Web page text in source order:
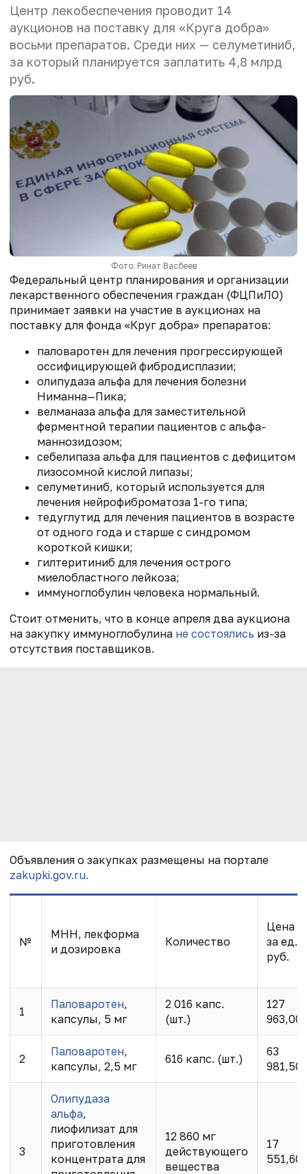
Центр лекобеспечения проводит 14
аукционов на поставку для «Круга добра»
восьми препаратов. Среди них — селуметиниб,
за который планируется заплатить 4,8 млрд
руб.
Фото: Ринат Васбеев
Федеральный центр планирования и организации
лекарственного обеспечения граждан (ФЦПиЛО)
принимает заявки на участие в аукционах на
поставку для фонда «Круг добра» препаратов:
паловаротен для лечения прогрессирующей
оссифицирующей фибродисплазии;
олипудаза альфа для лечения болезни
Ниманна—Пика;
велманаза альфа для заместительной
ферментной терапии пациентов с альфа-
маннозидозом;
себелипаза альфа для пациентов с дефицитом
лизосомной кислой липазы;
селуметиниб, который используется для
лечения нейрофиброматоза 1-го типа;
тедуглутид для лечения пациентов в возрасте
от одного года и старше с синдромом
короткой кишки;
гилтеритиниб для лечения острого
миелобластного лейкоза;
иммуноглобулин человека нормальный.
Стоит отменить, что в конце апреля два аукциона
на закупку иммуноглобулина не состоялись из-за
отсутствия поставщиков.
Объявления о закупках размещены на портале
zakupki.gov.ru.
№
МНН, лекформа
и дозировка
Количество
Цена
за ед.,
руб.
1
Паловаротен,
капсулы, 5 мг
2 016 капс.
(шт.)
127
963,00
2
Паловаротен,
капсулы, 2,5 мг
616 капс. (шт.)
63
981,50
3
Олипудаза
альфа,
лиофилизат для
приготовления
концентрата для
12 860 мг
действующего
вещества
17
551,60